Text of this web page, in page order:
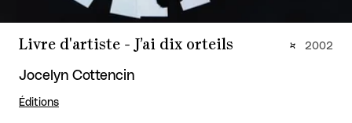
Livre d'artiste - J’ai dix orteils
Jocelyn Cottencin
Éditions
2002